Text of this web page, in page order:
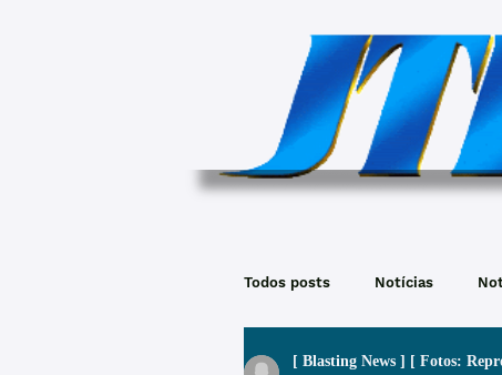
Todos posts Notícias
[ Blasting News ] [ Fotos: